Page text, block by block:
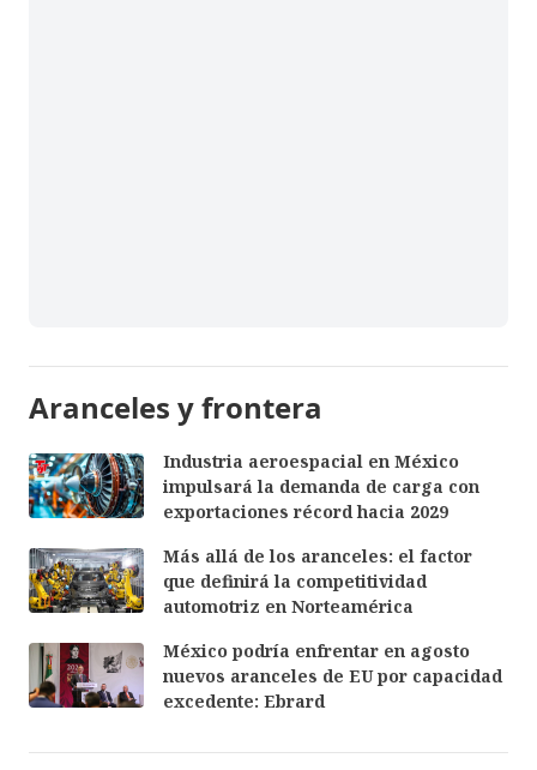
Aranceles y frontera
Industria aeroespacial en México
impulsará la demanda de carga con
exportaciones récord hacia 2029
Más allá de los aranceles: el factor
que definirá la competitividad
automotriz en Norteamérica
México podría enfrentar en agosto
nuevos aranceles de EU por capacidad
excedente: Ebrard